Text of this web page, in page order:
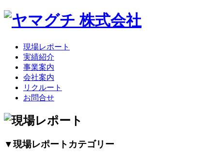
現場レポート
実績紹介
事業案内
会社案内
リクルート
お問合せ
▼現場レポートカテゴリー